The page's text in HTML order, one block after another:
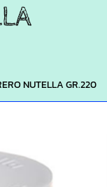
NUTELLA GR.220